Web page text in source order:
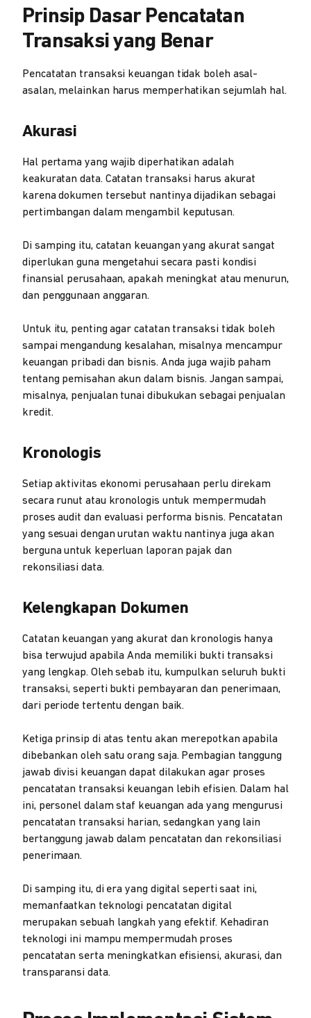
Prinsip Dasar Pencatatan
Transaksi yang Benar
Pencatatan transaksi keuangan tidak boleh asal-
asalan, melainkan harus memperhatikan sejumlah hal.
Akurasi
Hal pertama yang wajib diperhatikan adalah
keakuratan data. Catatan transaksi harus akurat
karena dokumen tersebut nantinya dijadikan sebagai
pertimbangan dalam mengambil keputusan.
Di samping itu, catatan keuangan yang akurat sangat
diperlukan guna mengetahui secara pasti kondisi
finansial perusahaan, apakah meningkat atau menurun,
dan penggunaan anggaran.
Untuk itu, penting agar catatan transaksi tidak boleh
sampai mengandung kesalahan, misalnya mencampur
keuangan pribadi dan bisnis. Anda juga wajib paham
tentang pemisahan akun dalam bisnis. Jangan sampai,
misalnya, penjualan tunai dibukukan sebagai penjualan
kredit.
Kronologis
Setiap aktivitas ekonomi perusahaan perlu direkam
secara runut atau kronologis untuk mempermudah
proses audit dan evaluasi performa bisnis. Pencatatan
yang sesuai dengan urutan waktu nantinya juga akan
berguna untuk keperluan laporan pajak dan
rekonsiliasi data.
Kelengkapan Dokumen
Catatan keuangan yang akurat dan kronologis hanya
bisa terwujud apabila Anda memiliki bukti transaksi
yang lengkap. Oleh sebab itu, kumpulkan seluruh bukti
transaksi, seperti bukti pembayaran dan penerimaan,
dari periode tertentu dengan baik.
Ketiga prinsip di atas tentu akan merepotkan apabila
dibebankan oleh satu orang saja. Pembagian tanggung
jawab divisi keuangan dapat dilakukan agar proses
pencatatan transaksi keuangan lebih efisien. Dalam hal
ini, personel dalam staf keuangan ada yang mengurusi
pencatatan transaksi harian, sedangkan yang lain
bertanggung jawab dalam pencatatan dan rekonsiliasi
penerimaan.
Di samping itu, di era yang digital seperti saat ini,
memanfaatkan teknologi pencatatan digital
merupakan sebuah langkah yang efektif. Kehadiran
teknologi ini mampu mempermudah proses
pencatatan serta meningkatkan efisiensi, akurasi, dan
transparansi data.